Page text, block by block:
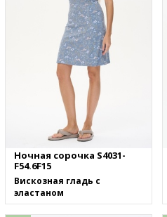
Ночная сорочка S4031-
F54.6F15
Вискозная гладь с
эластаном